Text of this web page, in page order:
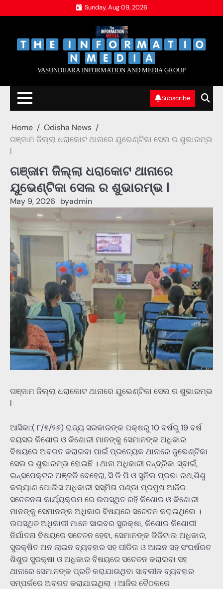
to
Sunday, Aug 09, 2026
V̲A̲S̲U̲N̲D̲H̲A̲R̲A̲ I̲N̲F̲O̲R̲M̲A̲T̲I̲O̲N̲ A̲N̲D̲ M̲E̲D̲I̲A̲ G̲R̲O̲U̲P̲
Subscribe
Home
Odisha News
ଗଞ୍ଜାମ ଜିଲ୍ଲା ଧରାକୋଟ ଥାନାରେ ଯୁଭେଣ୍ଟିକା ସେଲ ର ଶୁଭାରମ୍ଭ
l
ଗଞ୍ଜାମ ଜିଲ୍ଲା ଧରାକୋଟ ଥାନାରେ
ଯୁଭେଣ୍ଟିକା ସେଲ ର ଶୁଭାରମ୍ଭ l
May 9, 2026 byadmin
ଗଞ୍ଜାମ ଜିଲ୍ଲା ଧରାକୋଟ ଥାନାରେ ଯୁଭେଣ୍ଟିକା ସେଲ ର ଶୁଭାରମ୍ଭ
l
ଆସିକା:( ୮/୫/୨୬) ରାଜ୍ୟ ସରକାରଙ୍କ ପକ୍ଷରୁ 10 ବର୍ଷରୁ 19 ବର୍ଷ
ବୟସର କିଶୋର ଓ କିଶୋରୀ ମାନଙ୍କୁ ସେମାନଙ୍କ ଅଧିକାର
ବିଷୟରେ ଅବଗତ କରାଇବା ପାଇଁ ପ୍ରତ୍ୟେକ ଥାନାରେ ଜୁଭେଣ୍ଟିକା
ସେଲ ର ଶୁଭାରମ୍ଭ ହୋଇଛି । ଥାନା ଅଧିକାରୀ ଚନ୍ଦ୍ରିକା ସ୍ବାଇଁ,
ଇନ୍ସପେକ୍ଟର ଅଞ୍ଜଳି ବେହେରା, ସି ଡି ପି ଓ ସୁନିଲ ପ୍ରଭା ରଥ,ଶିଶୁ
କଲ୍ୟାଣ ପୋଲିସ ଅଧିକାରୀ ସସ୍ମିତା ପଣ୍ଡା ପ୍ରମୁଖ ଆଜିର
ସଚେତନତା କାର୍ଯ୍ୟକ୍ରମ ରେ ଉପସ୍ଥିତ ରହି କିଶୋର ଓ କିଶୋରୀ
ମାନଙ୍କୁ ସେମାନଙ୍କ ଅଧିକାର ବିଷୟରେ ସଚେତନ କରାଇଥିଲେ ।
ଉପସ୍ଥିତ ଅଧିକାରୀ ମାନେ ସାଇବର ସୁରକ୍ଷା, କିଶୋର କିଶୋରୀ
ନିର୍ଯାତନା ବିଷୟରେ ସଚେତନ ହେବା, ସେମାନଙ୍କ ଡିଜିଟାଲ ଅଧିକାର,
ସୁରକ୍ଷିତ ଅନ ଲାଇନ ବ୍ୟବହାର ସହ ପୀଡିତା ଓ ଆଇନ ସହ ସଂଘର୍ଷରତ
ଶିଶୁର ସୁରକ୍ଷା ଓ ଅଧିକାର ବିଷୟରେ ସଚେତନ କରାଇବା ସହ
ଥାନାରେ ସେମାନଙ୍କ ପ୍ରତି କରାଯାଉଥିବା ସାବଲୀଳ ବ୍ୟବହାର
ସମ୍ପର୍କରେ ଅବଗତ କରାଯାଇଥିଲା । ଆଜିର ବୈଠକରେ